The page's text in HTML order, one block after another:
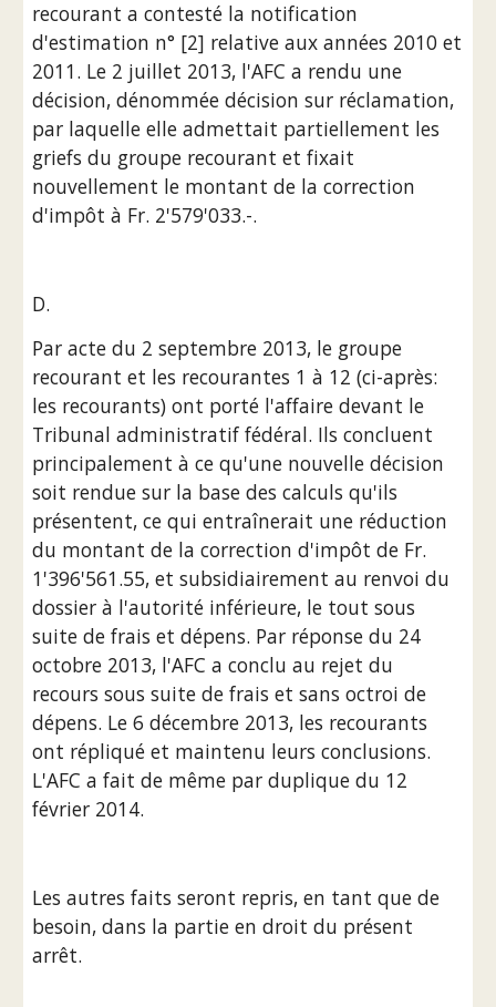
recourant a contesté la notification
d'estimation n° [2] relative aux années 2010 et
2011. Le 2 juillet 2013, l'AFC a rendu une
décision, dénommée décision sur réclamation,
par laquelle elle admettait partiellement les
griefs du groupe recourant et fixait
nouvellement le montant de la correction
d'impôt à Fr. 2'579'033.-.
D.
Par acte du 2 septembre 2013, le groupe
recourant et les recourantes 1 à 12 (ci-après:
les recourants) ont porté l'affaire devant le
Tribunal administratif fédéral. Ils concluent
principalement à ce qu'une nouvelle décision
soit rendue sur la base des calculs qu'ils
présentent, ce qui entraînerait une réduction
du montant de la correction d'impôt de Fr.
1'396'561.55, et subsidiairement au renvoi du
dossier à l'autorité inférieure, le tout sous
suite de frais et dépens. Par réponse du 24
octobre 2013, l'AFC a conclu au rejet du
recours sous suite de frais et sans octroi de
dépens. Le 6 décembre 2013, les recourants
ont répliqué et maintenu leurs conclusions.
L'AFC a fait de même par duplique du 12
février 2014.
Les autres faits seront repris, en tant que de
besoin, dans la partie en droit du présent
arrêt.